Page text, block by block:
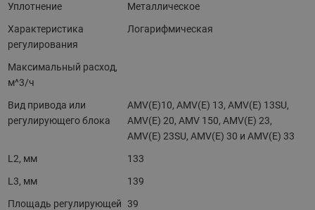
Уплотнение
Металлическое
Характеристика
регулирования
Логарифмическая
Максимальный расход,
м^3/ч
Вид привода или
регулирующего блока
AMV(E)10, AMV(E) 13, AMV(Е) 13SU,
AMV(E) 20, AMV 150, AMV(E) 23,
AMV(E) 23SU, AMV(Е) 30 и AMV(E) 33
L2, мм
133
L3, мм
139
Площадь регулирующей
39